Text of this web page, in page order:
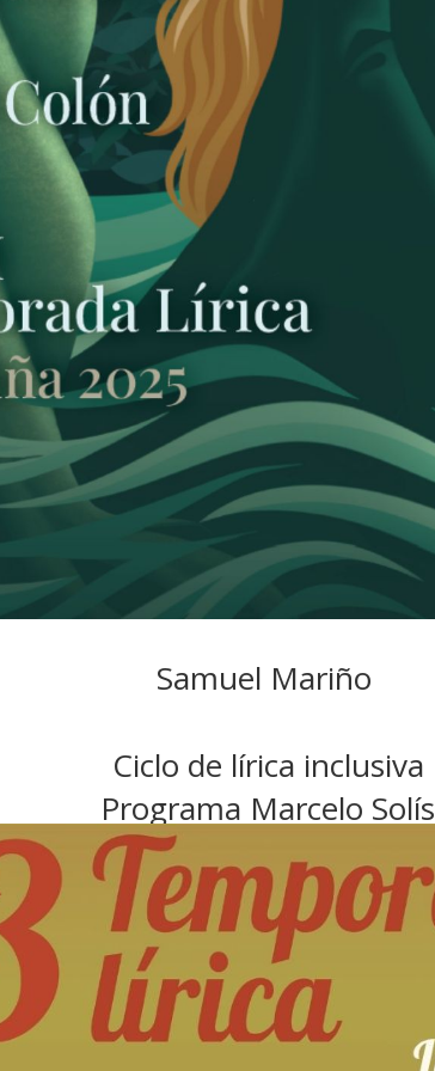
Samuel Mariño
Ciclo de lírica inclusiva
Programa Marcelo Solís